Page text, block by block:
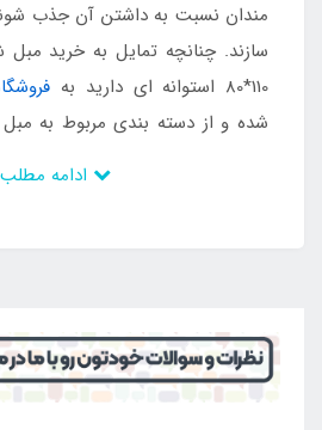
مندان نسبت به داشتن آن جذب
سازند. چنانچه تمایل به خرید
110*80 استوانه ای دارید به
شده و از دسته بندی مربوط به